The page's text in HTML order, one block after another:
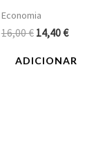
Economia
16,00€ 14,40€
ADICIONAR